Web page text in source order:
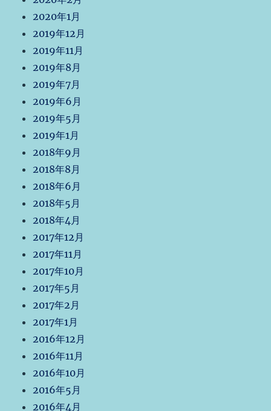
2020年1月
2019年12月
2019年11月
2019年8月
2019年7月
2019年6月
2019年5月
2019年1月
2018年9月
2018年8月
2018年6月
2018年5月
2018年4月
2017年12月
2017年11月
2017年10月
2017年5月
2017年2月
2017年1月
2016年12月
2016年11月
2016年10月
2016年5月
2016年4月